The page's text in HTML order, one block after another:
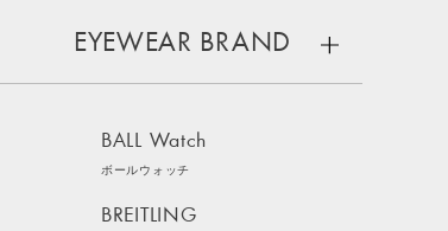
BALL Watch
ボールウォッチ
BREITLING
EYEWEAR BRAND